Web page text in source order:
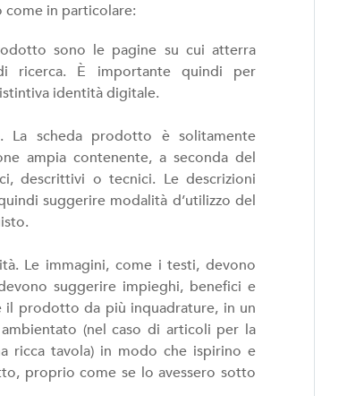
come in particolare:
sono le pagine su cui atterra
ricerca. È importante quindi per
identità digitale.
La scheda prodotto è solitamente
ampia contenente, a seconda del
descrittivi o tecnici. Le descrizioni
suggerire modalità d’utilizzo del
Le immagini, come i testi, devono
suggerire impieghi, benefici e
prodotto da più inquadrature, in un
(nel caso di articoli per la
ricca tavola) in modo che ispirino e
proprio come se lo avessero sotto